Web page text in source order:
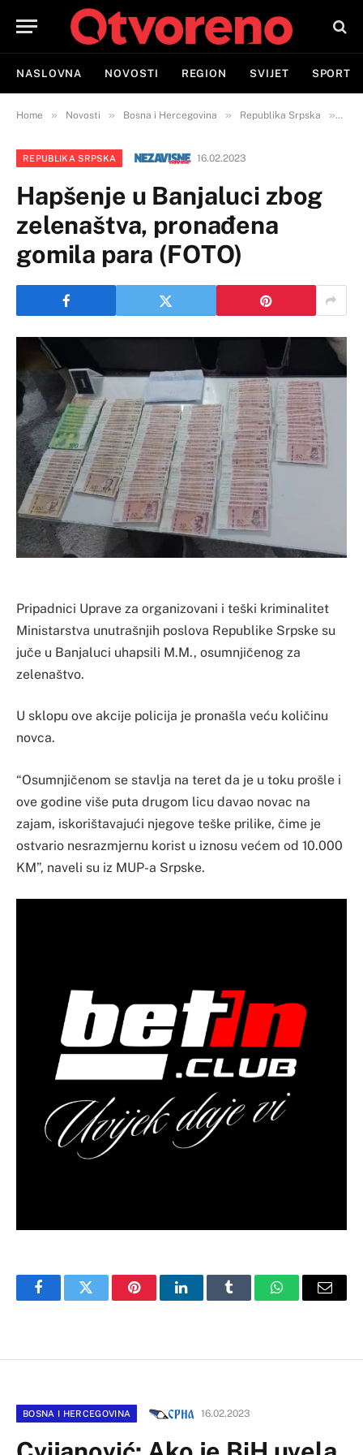
NASLOVNA NOVOSTI REGION SVIJET SPORT
Home » Novosti » Bosna i Hercegovina » Republika Srpska »
REPUBLIKA SRPSKA 16.02.2023
Hapšenje u Banjaluci zbog
zelenaštva, pronađena
gomila para (FOTO)
Pripadnici Uprave za organizovani i teški kriminalitet
Ministarstva unutrašnjih poslova Republike Srpske su
juče u Banjaluci uhapsili M.M., osumnjičenog za
zelenaštvo.
U sklopu ove akcije policija je pronašla veću količinu
novca.
“Osumnjičenom se stavlja na teret da je u toku prošle i
ove godine više puta drugom licu davao novac na
zajam, iskorištavajući njegove teške prilike, čime je
ostvario nesrazmjernu korist u iznosu većem od 10.000
KM”, naveli su iz MUP-a Srpske.
FacebookTwitter PinterestLinkedInTumblr WhatsAppEmail
BOSNA I HERCEGOVINA 16.02.2023